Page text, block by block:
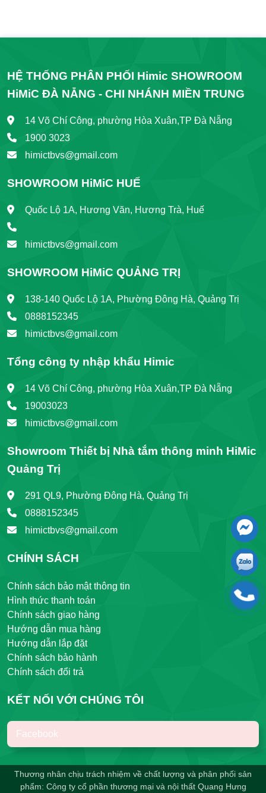
HỆ THỐNG PHÂN PHỐI Himic SHOWROOM
HiMiC ĐÀ NẴNG - CHI NHÁNH MIỀN TRUNG
14 Võ Chí Công, phường Hòa Xuân,TP Đà Nẵng
1900 3023
himictbvs@gmail.com
SHOWROOM HiMiC HUẾ
Quốc Lộ 1A, Hương Văn, Hương Trà, Huế
himictbvs@gmail.com
SHOWROOM HiMiC QUẢNG TRỊ
138-140 Quốc Lộ 1A, Phường Đông Hà, Quảng Trị
0888152345
himictbvs@gmail.com
Tổng công ty nhập khẩu Himic
14 Võ Chí Công, phường Hòa Xuân,TP Đà Nẵng
19003023
himictbvs@gmail.com
Showroom Thiết bị Nhà tắm thông minh HiMic
Quảng Trị
291 QL9, Phường Đông Hà, Quảng Trị
0888152345
himictbvs@gmail.com
CHÍNH SÁCH
Chính sách bảo mật thông tin
Hình thức thanh toán
Chính sách giao hàng
Hướng dẫn mua hàng
Hướng dẫn lắp đặt
Chính sách bảo hành
Chính sách đổi trả
KẾT NỐI VỚI CHÚNG TÔI
Facebook
Thương nhân chịu trách nhiệm về chất lượng và phân phối sản
phẩm: Công ty cổ phần thương mại và nội thất Quang Hưng